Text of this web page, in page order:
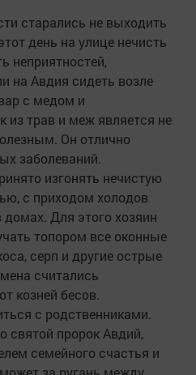
старались не выходить
день на улице нечисть
неприятностей,
на Авдия сидеть возле
с медом и
из трав и меж является не
Он отлично
заболеваний.
изгонять нечистую
с приходом холодов
Для этого хозяин
топором все оконные
серп и другие острые
считались
козней бесов.
с родственниками.
святой пророк Авдий,
семейного счастья и